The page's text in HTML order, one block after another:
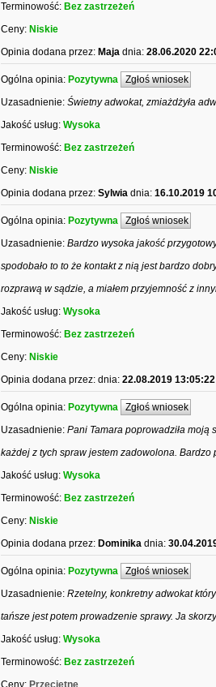
Terminowość: Bez zastrzeżeń
Ceny: Niskie
Opinia dodana przez: Maja dnia: 28.06.2020
Ogólna opinia: Pozytywna Zgłoś wniosek
Uzasadnienie: Świetny adwokat, zmiażdżyła
Jakość usług: Wysoka
Terminowość: Bez zastrzeżeń
Ceny: Niskie
Opinia dodana przez: Sylwia dnia: 16.10.2019
Ogólna opinia: Pozytywna Zgłoś wniosek
Uzasadnienie: Bardzo wysoka jakość
spodobało to to że kontakt z nią jest bardzo
rozprawą w sądzie, a miałem przyjemność z
Jakość usług: Wysoka
Terminowość: Bez zastrzeżeń
Ceny: Niskie
Opinia dodana przez: dnia: 22.08.2019 13:05:22
Ogólna opinia: Pozytywna Zgłoś wniosek
Uzasadnienie: Pani Tamara poprowadziła moją
każdej z tych spraw jestem zadowolona. Bardzo
Jakość usług: Wysoka
Terminowość: Bez zastrzeżeń
Ceny: Niskie
Opinia dodana przez: Dominika dnia:
Ogólna opinia: Pozytywna Zgłoś wniosek
Uzasadnienie: Rzetelny, konkretny adwokat
tańsze jest potem prowadzenie sprawy. Ja
Jakość usług: Wysoka
Terminowość: Bez zastrzeżeń
Ceny: Przeciętne